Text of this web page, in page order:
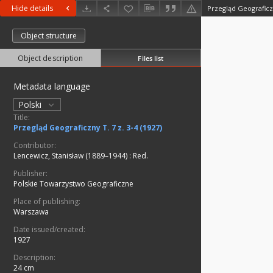
Hide details Przegląd
Object structure
Object description Files list
Metadata language
Polski
Title:
Przegląd Geograficzny T. 7 z. 3-4 (1927)
Contributor:
Lencewicz, Stanisław (1889–1944) : Red.
Publisher:
Polskie Towarzystwo Geograficzne
Place of publishing:
Warszawa
Date issued/created:
1927
Description:
24 cm